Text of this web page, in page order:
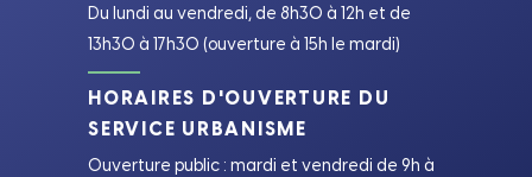
Du lundi au vendredi, de 8h30 à 12h et de
13h30 à 17h30 (ouverture à 15h le mardi)
HORAIRES D'OUVERTURE DU
SERVICE URBANISME
Ouverture public : mardi et vendredi de 9h à